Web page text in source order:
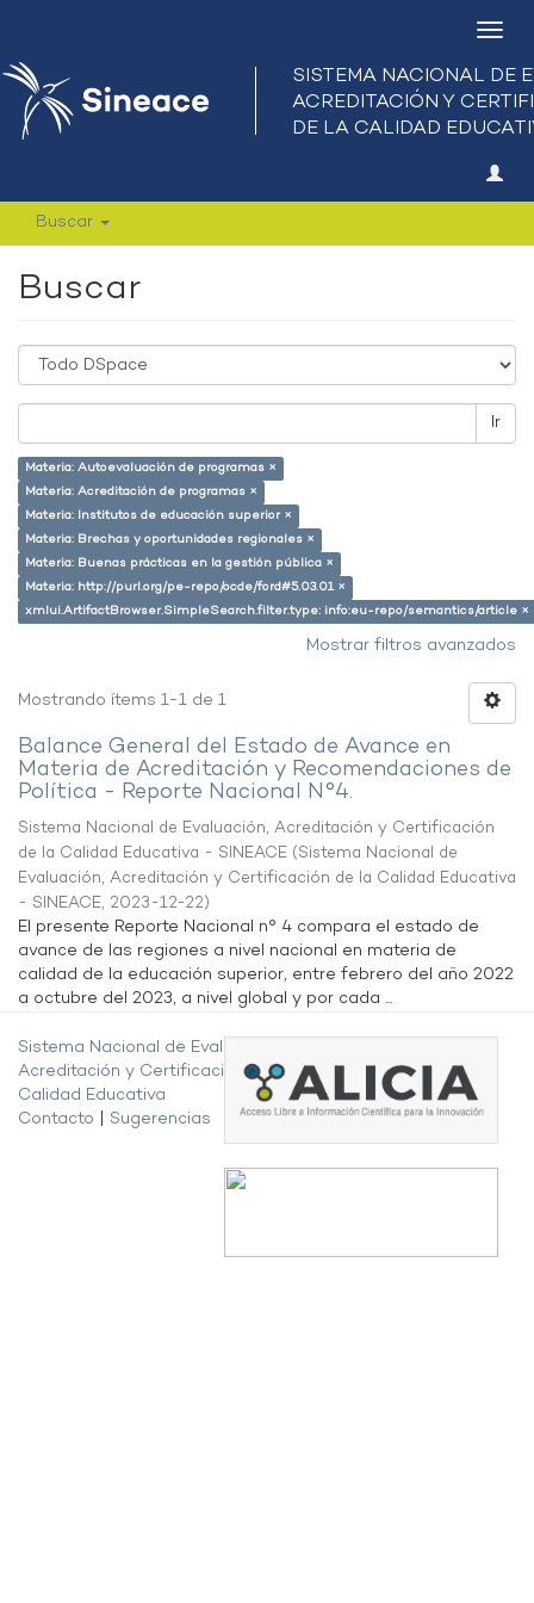
Buscar
Buscar
Ir
Materia: Autoevaluación de programas ×
Materia: Acreditación de programas ×
Materia: Institutos de educación superior ×
Materia: Brechas y oportunidades regionales ×
Materia: Buenas prácticas en la gestión pública ×
Materia: http://purl.org/pe-repo/ocde/ford#5.03.01 ×
xmlui.ArtifactBrowser.SimpleSearch.filter.type: info:eu-repo/semantics/article ×
Mostrar filtros avanzados
Mostrando ítems 1-1 de 1
Balance General del Estado de Avance en
Materia de Acreditación y Recomendaciones de
Política - Reporte Nacional N°4.
Sistema Nacional de Evaluación, Acreditación y Certificación
de la Calidad Educativa - SINEACE (Sistema Nacional de
Evaluación, Acreditación y Certificación de la Calidad Educativa
- SINEACE, 2023-12-22)
El presente Reporte Nacional n° 4 compara el estado de
avance de las regiones a nivel nacional en materia de
calidad de la educación superior, entre febrero del año 2022
a octubre del 2023, a nivel global y por cada ...
Sistema Nacional de Evaluación,
Acreditación y Certificación de la
Calidad Educativa
Contacto
Sugerencias